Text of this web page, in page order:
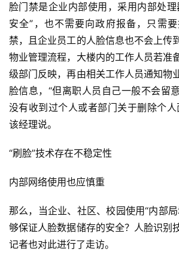
脸门禁是企业内部使用，采用内部处
安全”，也不需要向政府报备，只需
禁，且企业员工的人脸信息也不会上传
物业管理流程，大楼内的工作人员若准
级部门反映，再由相关工作人员通知物
脸信息，“但离职人员自己一般不会留
没有收到过个人或者部门关于删除个
该经理说。
“刷脸”技术存在不稳定性
内部网络使用也应慎重
那么，当企业、社区、校园使用“内部
够保证人脸数据储存的安全？人脸识别
记者也对此进行了走访。